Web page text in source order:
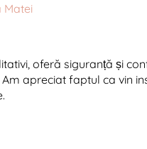
Matei
oferă siguranță și
Am apreciat faptul ca vin